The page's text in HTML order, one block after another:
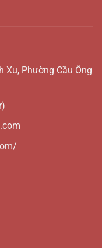
Phường Cầu Ông